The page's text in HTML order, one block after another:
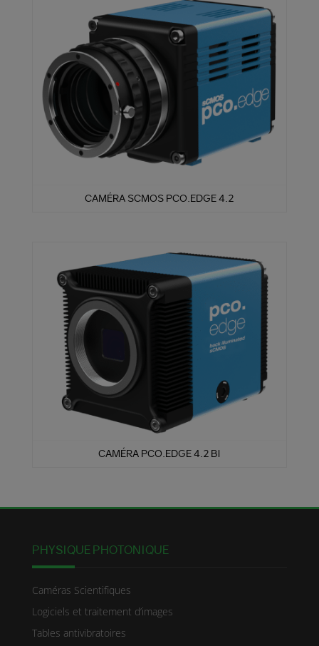
CAMÉRA SCMOS PCO.EDGE 4.2
CAMÉRA PCO.EDGE 4.2 BI
PHYSIQUE PHOTONIQUE
Caméras Scientifiques
Logiciels et traitement d’images
Tables antivibratoires